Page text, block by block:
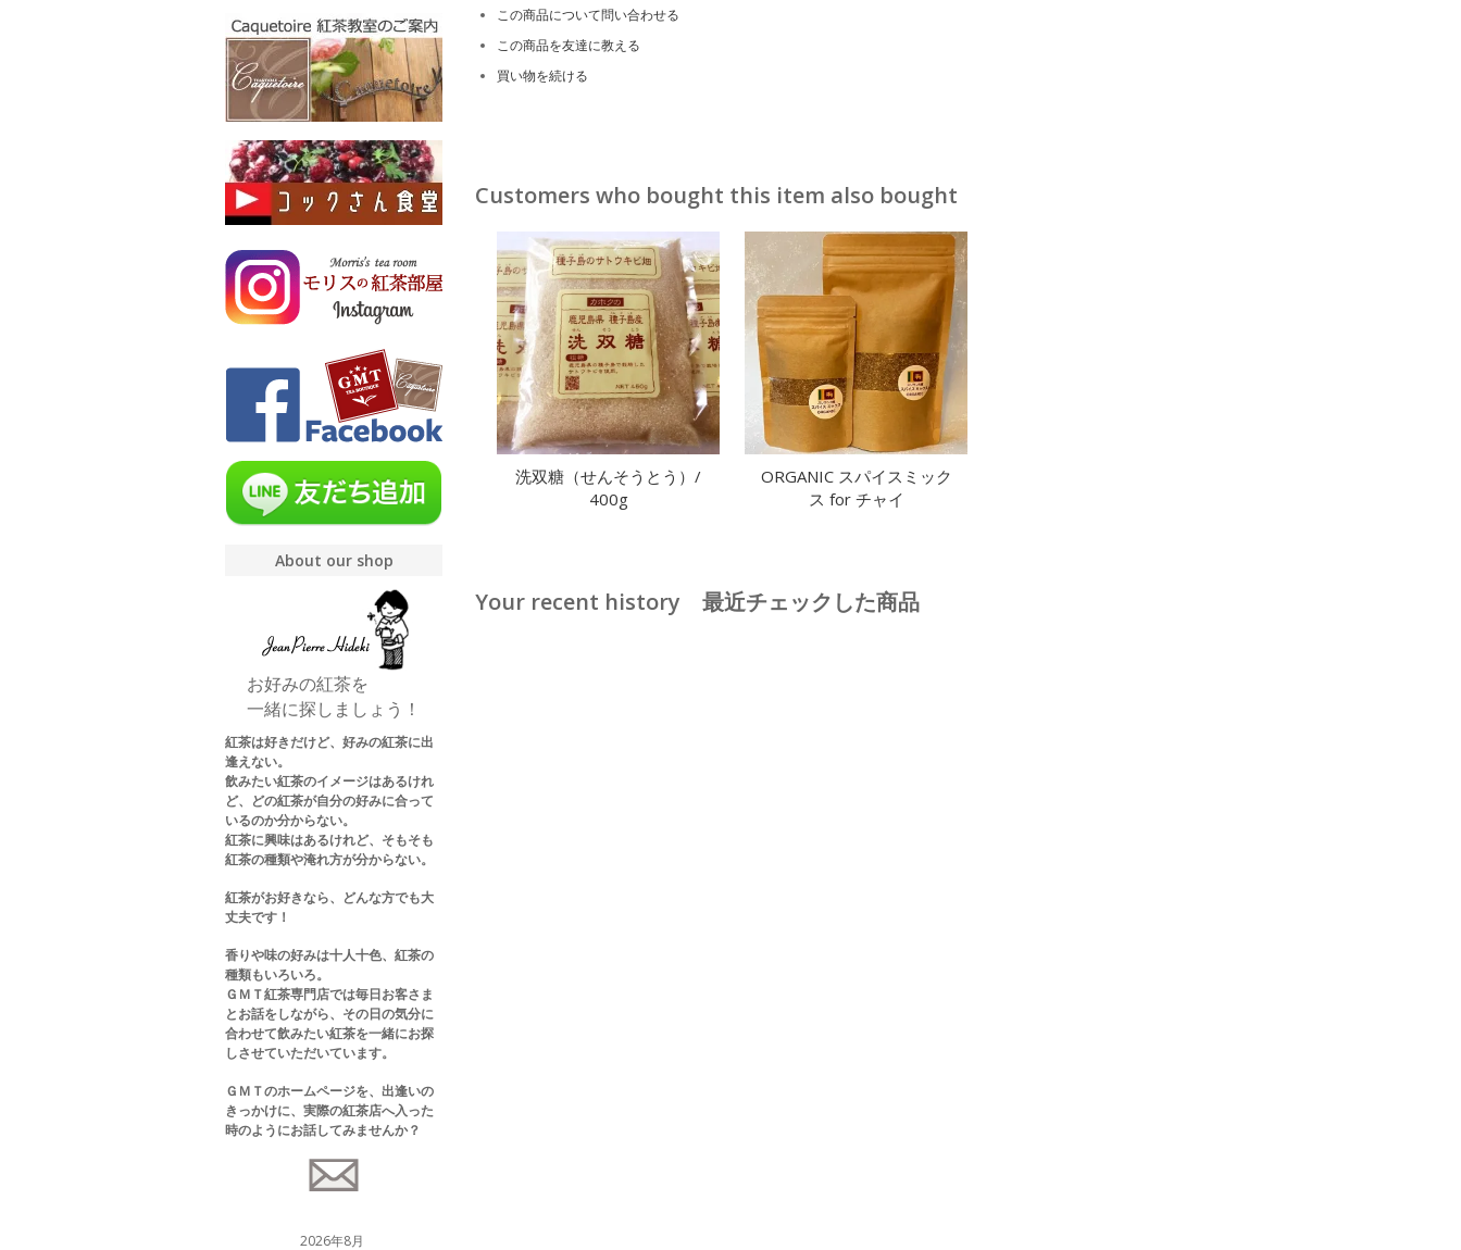
この商品について問い合わせる
この商品を友達に教える
買い物を続ける
Customers who bought this item also bought
洗双糖（せんそうとう）/
400g
ORGANIC スパイスミック
ス for チャイ
Your recent history 最近チェックした商品
About our shop
お好みの紅茶を
一緒に探しましょう！
紅茶は好きだけど、好みの紅茶に出
逢えない。
飲みたい紅茶のイメージはあるけれ
ど、どの紅茶が自分の好みに合って
いるのか分からない。
紅茶に興味はあるけれど、そもそも
紅茶の種類や淹れ方が分からない。
紅茶がお好きなら、どんな方でも大
丈夫です！
香りや味の好みは十人十色、紅茶の
種類もいろいろ。
ＧＭＴ紅茶専門店では毎日お客さま
とお話をしながら、その日の気分に
合わせて飲みたい紅茶を一緒にお探
しさせていただいています。
ＧＭＴのホームページを、出逢いの
きっかけに、実際の紅茶店へ入った
時のようにお話してみませんか？
2026年8月